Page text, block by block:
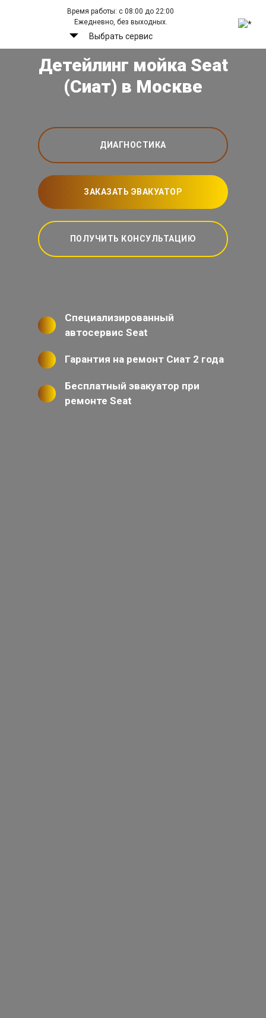
Время работы: с 08:00 до 22:00
Ежедневно, без выходных.
Выбрать сервис
Детейлинг мойка Seat
(Сиат) в Москве
ДИАГНОСТИКА
ЗАКАЗАТЬ ЭВАКУАТОР
ПОЛУЧИТЬ КОНСУЛЬТАЦИЮ
Специализированный
автосервис Seat
Гарантия на ремонт Сиат 2 года
Бесплатный эвакуатор при
ремонте Seat